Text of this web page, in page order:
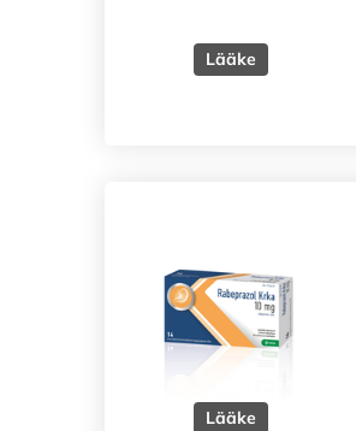
Lääke
Lääke